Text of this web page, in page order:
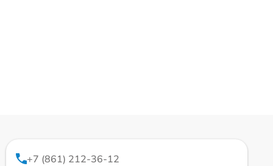
+7 (861) 212-36-12